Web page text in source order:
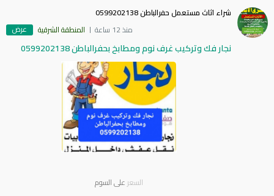
شراء اثاث مستعمل حفرالباطن 0599202138
منذ 12 ساعة
المنطقة الشرقية عرض
نجار فك وتركيب غرف نوم ومطابخ بحفرالباطن 0599202138
السعر على السوم